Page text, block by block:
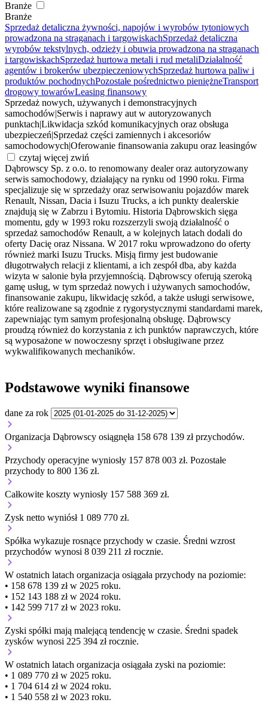
Branże
Branże
Sprzedaż detaliczna żywności, napojów i wyrobów tytoniowych
prowadzona na straganach i targowiskachSprzedaż detaliczna
wyrobów tekstylnych, odzieży i obuwia prowadzona na straganach
i targowiskachSprzedaż hurtowa metali i rud metaliDziałalność
agentów i brokerów ubezpieczeniowychSprzedaż hurtowa paliw i
produktów pochodnychPozostałe pośrednictwo pieniężneTransport
drogowy towarówLeasing finansowy
Sprzedaż nowych, używanych i demonstracyjnych
samochodów Serwis i naprawy aut w autoryzowanych
punktachLikwidacja szkód komunikacyjnych oraz obsługa
ubezpieczeń Sprzedaż części zamiennych i akcesoriów
samochodowychOferowanie finansowania zakupu oraz leasingów
czytaj więcej zwiń
Dąbrowscy Sp. z o.o. to renomowany dealer oraz autoryzowany
serwis samochodowy, działający na rynku od 1990 roku. Firma
specjalizuje się w sprzedaży oraz serwisowaniu pojazdów marek
Renault, Nissan, Dacia i Isuzu Trucks, a ich punkty dealerskie
znajdują się w Zabrzu i Bytomiu. Historia Dąbrowskich sięga
momentu, gdy w 1993 roku rozszerzyli swoją działalność o
sprzedaż samochodów Renault, a w kolejnych latach dodali do
oferty Dacię oraz Nissana. W 2017 roku wprowadzono do oferty
również marki Isuzu Trucks. Misją firmy jest budowanie
długotrwałych relacji z klientami, a ich zespół dba, aby każda
wizyta w salonie była przyjemnością. Dąbrowscy oferują szeroką
gamę usług, w tym sprzedaż nowych i używanych samochodów,
finansowanie zakupu, likwidację szkód, a także usługi serwisowe,
które realizowane są zgodnie z rygorystycznymi standardami marek,
zapewniając tym samym profesjonalną obsługę. Dąbrowscy
proudzą również do korzystania z ich punktów naprawczych, które
są wyposażone w nowoczesny sprzęt i obsługiwane przez
wykwalifikowanych mechaników.
Podstawowe wyniki finansowe
dane za rok
Organizacja Dąbrowscy osiągnęła 158 678 139 zł przychodów.
Przychody operacyjne wyniosły 157 878 003 zł. Pozostałe
przychody to 800 136 zł.
Całkowite koszty wyniosły 157 588 369 zł.
Zysk netto wyniósł 1 089 770 zł.
Spółka wykazuje rosnące przychody w czasie. Średni wzrost
przychodów wynosi 8 039 211 zł rocznie.
W ostatnich latach organizacja osiągała przychody na poziomie:
• 158 678 139 zł w 2025 roku.
• 152 143 188 zł w 2024 roku.
• 142 599 717 zł w 2023 roku.
Zyski spółki mają malejącą tendencję w czasie. Średni spadek
zysków wynosi 225 394 zł rocznie.
W ostatnich latach organizacja osiągała zyski na poziomie:
• 1 089 770 zł w 2025 roku.
• 1 704 614 zł w 2024 roku.
• 1 540 558 zł w 2023 roku.